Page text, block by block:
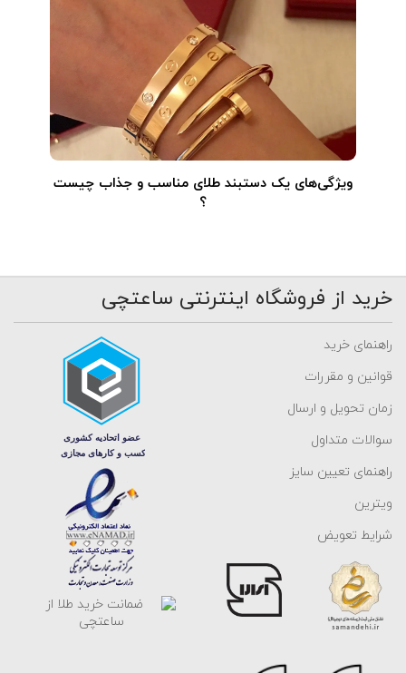
ویژگی‌های یک دستبند طلای مناسب و جذاب چیست
؟
خرید از فروشگاه اینترنتی ساعتچی
راهنمای خرید
قوانین و مقررات
زمان تحویل و ارسال
سوالات متداول
راهنمای تعیین سایز
ویترین
شرایط تعویض